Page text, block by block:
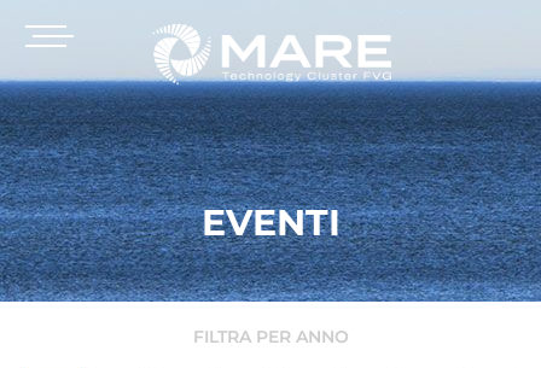
EVENTI
FILTRA PER ANNO